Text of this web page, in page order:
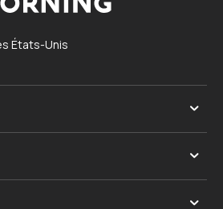
États-Unis